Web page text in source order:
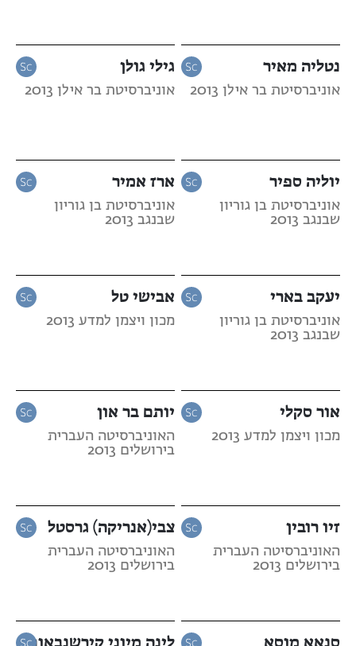
נטליה מאיר
אוניברסיטת בר אילן 2013
גילי גולן
אוניברסיטת בר אילן 2013
יוליה ספיר
אוניברסיטת בן גוריון
שבנגב 2013
ארז אמיר
אוניברסיטת בן גוריון
שבנגב 2013
יעקב בארי
אוניברסיטת בן גוריון
שבנגב 2013
אבישי טל
מכון ויצמן למדע 2013
אור סקלי
מכון ויצמן למדע 2013
יותם בר און
האוניברסיטה העברית
בירושלים 2013
זיו רובין
האוניברסיטה העברית
בירושלים 2013
צבי(אנריקה) גרסטל
האוניברסיטה העברית
בירושלים 2013
סנאא מוסא לינה מיוני קירשנבאום